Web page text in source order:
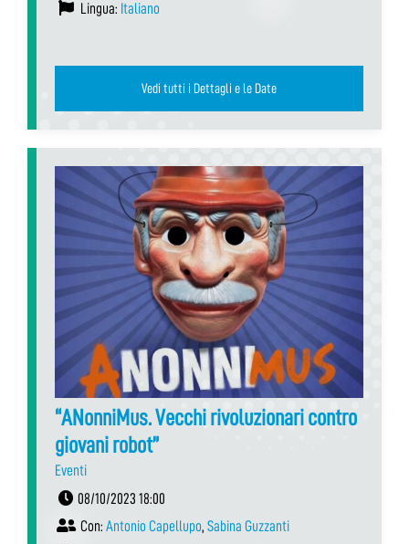
Lingua: Italiano
Vedi tutti i Dettagli e le Date
“ANonniMus. Vecchi rivoluzionari contro
giovani robot”
Eventi
08/10/2023 18:00
Con: Antonio Capellupo, Sabina Guzzanti